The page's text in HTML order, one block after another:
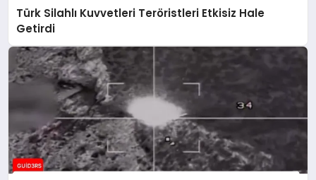
Türk Silahlı Kuvvetleri Teröristleri Etkisiz Hale
Getirdi